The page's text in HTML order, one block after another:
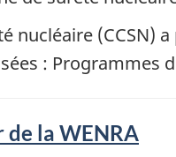
nucléaire (CCSN)
: Programmes
de la WENRA